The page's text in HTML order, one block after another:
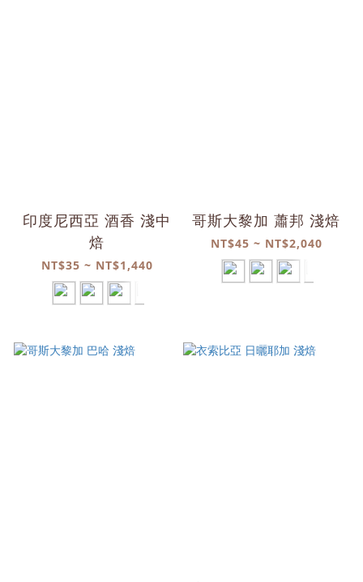
印度尼西亞 酒香 淺中
焙
NT$35 ~ NT$1,440
哥斯大黎加 蕭邦 淺焙
NT$45 ~ NT$2,040